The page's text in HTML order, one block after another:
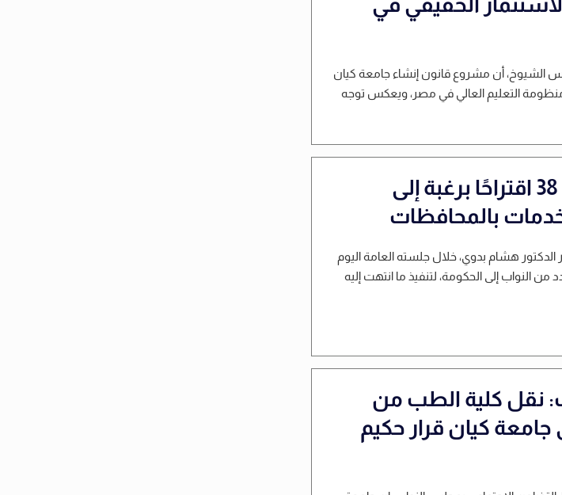
الشيوخ، أن مشروع قانون إنشاء جامعة كيان
التعليم العالي في مصر، ويعكس توجه
مجلس النواب يحيل 38 اقتراحًا برغبة إلى
بالمحافظات
هشام بدوي، خلال جلسته العامة اليوم
من عدد من النواب إلى الحكومة، لتنفيذ ما انتهت إليه
نقل كلية الطب من
كيان قرار حكيم